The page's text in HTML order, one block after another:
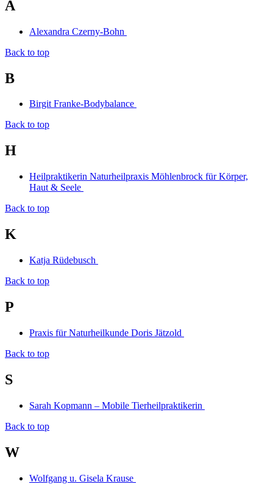
A
Alexandra Czerny-Bohn
Back to top
B
Birgit Franke-Bodybalance
Back to top
H
Heilpraktikerin Naturheilpraxis Möhlenbrock für Körper,
Haut & Seele
Back to top
K
Katja Rüdebusch
Back to top
P
Praxis für Naturheilkunde Doris Jätzold
Back to top
S
Sarah Kopmann – Mobile Tierheilpraktikerin
Back to top
W
Wolfgang u. Gisela Krause